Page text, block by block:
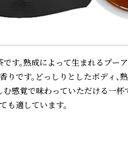
す。熟成によって生まれるプー
です。どっしりとしたボディ、
感覚で味わっていただける一杯
も適しています。